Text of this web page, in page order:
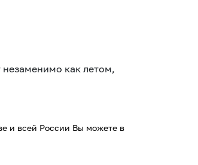
как летом,
и всей России Вы можете в